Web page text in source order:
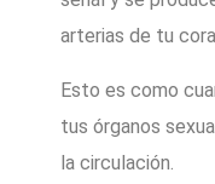
arterias de tu
Esto es como
tus órganos
la circulación.